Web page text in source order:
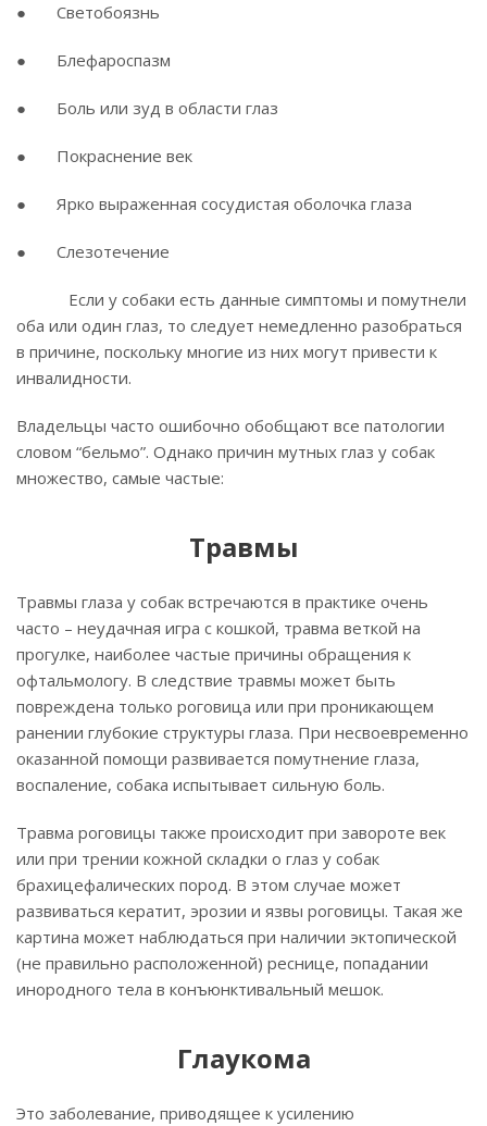
● Светобоязнь
● Блефароспазм
● Боль или зуд в области глаз
● Покраснение век
● Ярко выраженная сосудистая оболочка глаза
● Слезотечение
Если у собаки есть данные симптомы и помутнели
оба или один глаз, то следует немедленно разобраться
в причине, поскольку многие из них могут привести к
инвалидности.
Владельцы часто ошибочно обобщают все патологии
словом “бельмо”. Однако причин мутных глаз у собак
множество, самые частые:
Травмы
Травмы глаза у собак встречаются в практике очень
часто – неудачная игра с кошкой, травма веткой на
прогулке, наиболее частые причины обращения к
офтальмологу. В следствие травмы может быть
повреждена только роговица или при проникающем
ранении глубокие структуры глаза. При несвоевременно
оказанной помощи развивается помутнение глаза,
воспаление, собака испытывает сильную боль.
Травма роговицы также происходит при завороте век
или при трении кожной складки о глаз у собак
брахицефалических пород. В этом случае может
развиваться кератит, эрозии и язвы роговицы. Такая же
картина может наблюдаться при наличии эктопической
(не правильно расположенной) реснице, попадании
инородного тела в конъюнктивальный мешок.
Глаукома
Это заболевание, приводящее к усилению